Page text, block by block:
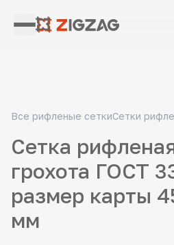
Все рифленые сеткиСетки
Сетка
грохота ГОСТ
размер карты
мм